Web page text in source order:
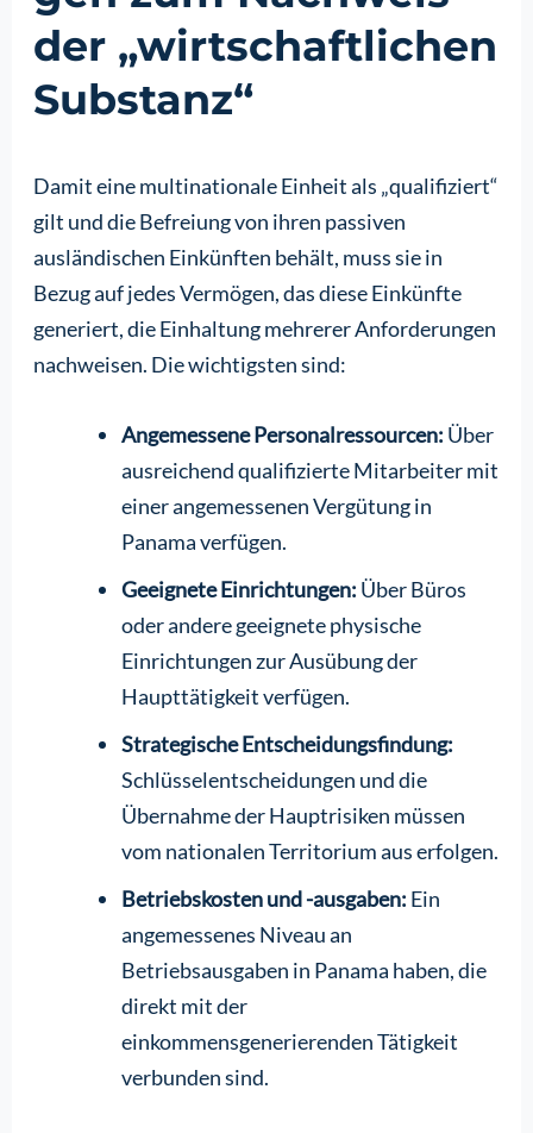
der „wirtschaftlichen
Substanz“
Damit eine multinationale Einheit als „qualifiziert“
gilt und die Befreiung von ihren passiven
ausländischen Einkünften behält, muss sie in
Bezug auf jedes Vermögen, das diese Einkünfte
generiert, die Einhaltung mehrerer Anforderungen
nachweisen. Die wichtigsten sind:
Angemessene Personalressourcen: Über
ausreichend qualifizierte Mitarbeiter mit
einer angemessenen Vergütung in
Panama verfügen.
Geeignete Einrichtungen: Über Büros
oder andere geeignete physische
Einrichtungen zur Ausübung der
Haupttätigkeit verfügen.
Strategische Entscheidungsfindung:
Schlüsselentscheidungen und die
Übernahme der Hauptrisiken müssen
vom nationalen Territorium aus erfolgen.
Betriebskosten und -ausgaben: Ein
angemessenes Niveau an
Betriebsausgaben in Panama haben, die
direkt mit der
einkommensgenerierenden Tätigkeit
verbunden sind.